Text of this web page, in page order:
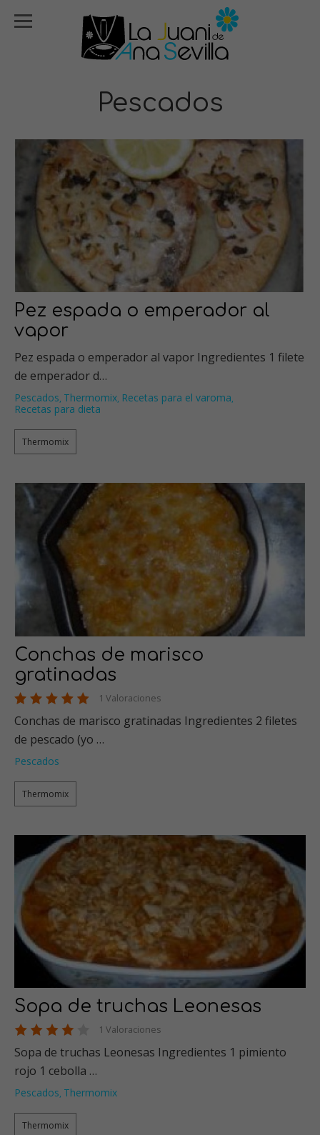
Pescados
Pez espada o emperador al
vapor
Pez espada o emperador al vapor Ingredientes 1 filete
de emperador d…
Pescados, Thermomix, Recetas para el varoma,
Recetas para dieta
Thermomix
Conchas de marisco
gratinadas
1 Valoraciones
Conchas de marisco gratinadas Ingredientes 2 filetes
de pescado (yo …
Pescados
Thermomix
Sopa de truchas Leonesas
1 Valoraciones
Sopa de truchas Leonesas Ingredientes 1 pimiento
rojo 1 cebolla …
Pescados, Thermomix
Thermomix